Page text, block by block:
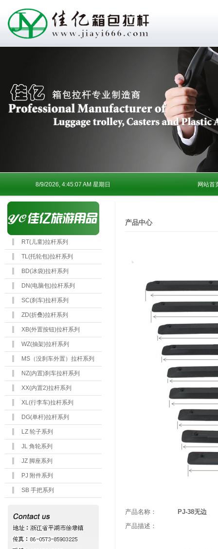
8/9/2026, 4:45:07 AM 星期日 网站首
RT(儿童)拉杆系列
TL(托轮包)拉杆系列
BD(冰袋)拉杆系列
DN(电脑包)拉杆系列
SC(刹车)拉杆系列
ZD(折叠)拉杆系列
XB(外置按钮)拉杆系列
WZ(抽架)拉杆系列
MS（没刹车外置）拉杆系列
NZ(内置)刹车拉杆系列
XX(内置2)拉杆系列
XL(行李车)拉杆系列
DG(单杆)拉杆系列
LZ 轮子系列
JL 角轮系列
JZ 脚座系列
PJ 附件系列
SB 手把系列
产品中心
产品名称：
PJ-38无边
产品描述：